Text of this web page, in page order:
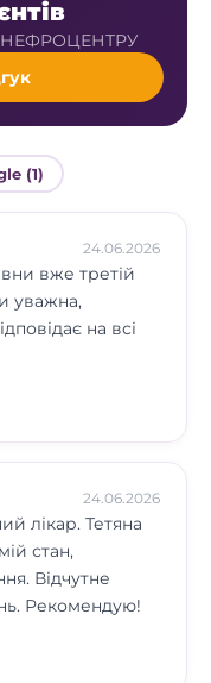
НЕФРОЦЕНТРУ
(1)
24.06.2026
вже третій
уважна,
на всі
24.06.2026
лікар. Тетяна
стан,
Відчутне
Рекомендую!